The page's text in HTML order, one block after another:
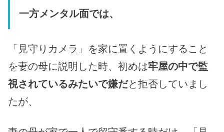
一方メンタル面では、
「見守りカメラ」を家に置くようにすること
を妻の母に説明した時、初めは牢屋の中で監
視されているみたいで嫌だと拒否していまし
たが、